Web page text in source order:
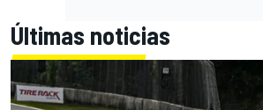
Últimas noticias